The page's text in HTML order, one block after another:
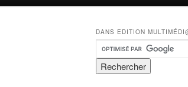
DANS EDITION